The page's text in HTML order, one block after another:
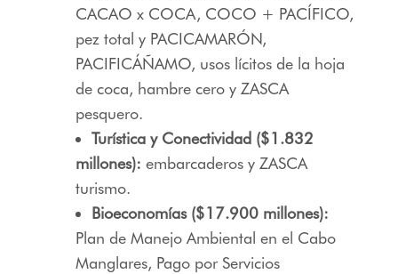
CACAO x COCA, COCO + PACÍFICO,
pez total y PACICAMARÓN,
PACIFICÁÑAMO, usos lícitos de la hoja
de coca, hambre cero y ZASCA
pesquero.
Turística y Conectividad ($1.832
millones): embarcaderos y ZASCA
turismo.
Bioeconomías ($17.900 millones):
Plan de Manejo Ambiental en el Cabo
Manglares, Pago por Servicios